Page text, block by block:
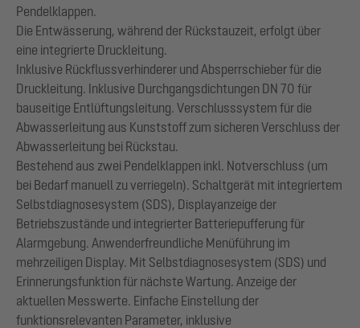
Pendelklappen.
Die Entwässerung, während der Rückstauzeit, erfolgt über
eine integrierte Druckleitung.
Inklusive Rückflussverhinderer und Absperrschieber für die
Druckleitung. Inklusive Durchgangsdichtungen DN 70 für
bauseitige Entlüftungsleitung. Verschlusssystem für die
Abwasserleitung aus Kunststoff zum sicheren Verschluss der
Abwasserleitung bei Rückstau.
Bestehend aus zwei Pendelklappen inkl. Notverschluss (um
bei Bedarf manuell zu verriegeln). Schaltgerät mit integriertem
Selbstdiagnosesystem (SDS), Displayanzeige der
Betriebszustände und integrierter Batteriepufferung für
Alarmgebung. Anwenderfreundliche Menüführung im
mehrzeiligen Display. Mit Selbstdiagnosesystem (SDS) und
Erinnerungsfunktion für nächste Wartung. Anzeige der
aktuellen Messwerte. Einfache Einstellung der
funktionsrelevanten Parameter, inklusive